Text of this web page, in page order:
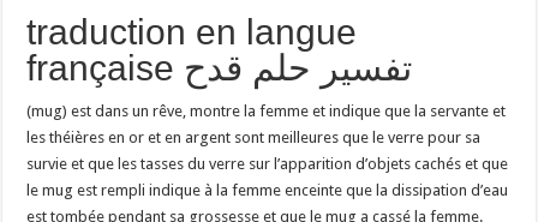
traduction en langue
française تفسير حلم قدح
(mug) est dans un rêve, montre la femme et indique que la servante et
les théières en or et en argent sont meilleures que le verre pour sa
survie et que les tasses du verre sur l’apparition d’objets cachés et que
le mug est rempli indique à la femme enceinte que la dissipation d’eau
est tombée pendant sa grossesse et que le mug a cassé la femme.